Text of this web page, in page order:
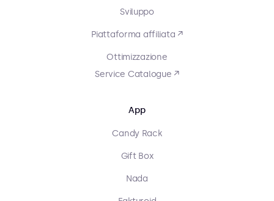
Sviluppo
Piattaforma affiliata ↗
Ottimizzazione
Service Catalogue ↗
App
Candy Rack
Gift Box
Nada